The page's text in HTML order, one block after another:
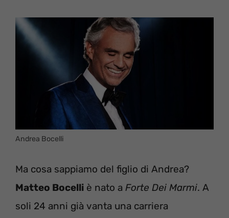
Andrea Bocelli
Ma cosa sappiamo del figlio di Andrea?
Matteo Bocelli è nato a Forte Dei Marmi. A
soli 24 anni già vanta una carriera